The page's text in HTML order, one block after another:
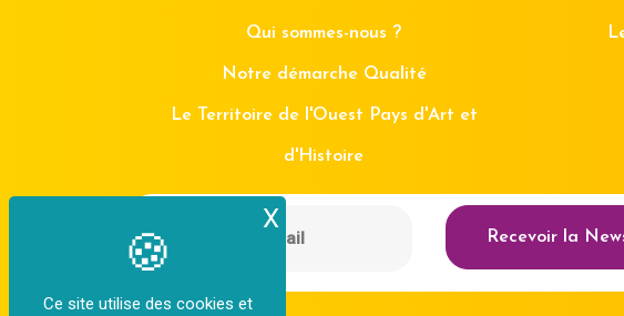
Ce site utilise des cookies et
X Masquer le bandeau des
Qui sommes-nous ?
Notre démarche Qualité
Le Territoire de l'Ouest Pays d'Art et
d'Histoire
Recevoir la